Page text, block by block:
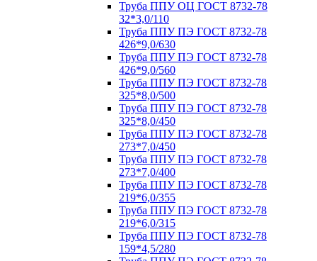
Труба ППУ ОЦ ГОСТ 8732-78
32*3,0/110
Труба ППУ ПЭ ГОСТ 8732-78
426*9,0/630
Труба ППУ ПЭ ГОСТ 8732-78
426*9,0/560
Труба ППУ ПЭ ГОСТ 8732-78
325*8,0/500
Труба ППУ ПЭ ГОСТ 8732-78
325*8,0/450
Труба ППУ ПЭ ГОСТ 8732-78
273*7,0/450
Труба ППУ ПЭ ГОСТ 8732-78
273*7,0/400
Труба ППУ ПЭ ГОСТ 8732-78
219*6,0/355
Труба ППУ ПЭ ГОСТ 8732-78
219*6,0/315
Труба ППУ ПЭ ГОСТ 8732-78
159*4,5/280